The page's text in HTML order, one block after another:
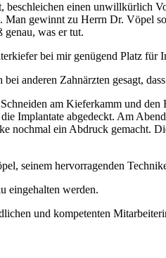
beschleichen einen unwillkürlich
Man gewinnt zu Herrn Dr. Vöpel
genau, was er tut.
bei mir genügend Platz für
anderen Zahnärzten gesagt,
am Kieferkamm und
Implantate abgedeckt. Am
nochmal ein Abdruck gemacht.
seinem hervorragenden
eingehalten werden.
und kompetenten